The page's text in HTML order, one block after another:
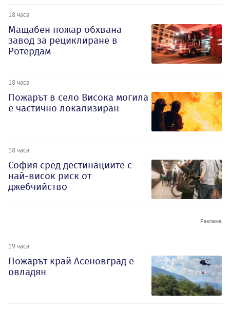
18 часа
Мащабен пожар обхвана
завод за рециклиране в
Ротердам
18 часа
Пожарът в село Висока могила
е частично локализиран
18 часа
София сред дестинациите с
най-висок риск от
джебчийство
19 часа
Пожарът край Асеновград е
овладян